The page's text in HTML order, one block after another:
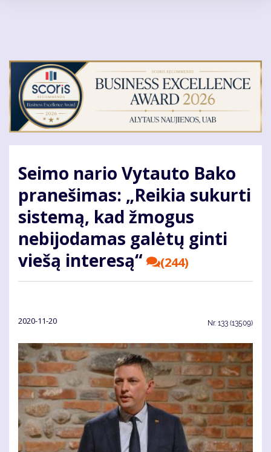
Seimo nario Vytauto Bako
pranešimas: „Reikia sukurti
sistemą, kad žmogus
nebijodamas galėtų ginti
viešą interesą“
(244)
2020-11-20 Nr. 133 (13509)